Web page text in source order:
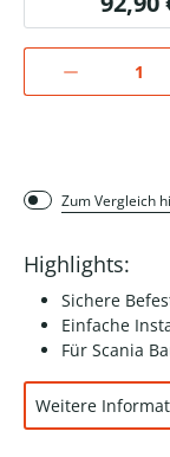
Zum Vergleich
Highlights:
Sichere
Einfache
Für Scania
Weitere